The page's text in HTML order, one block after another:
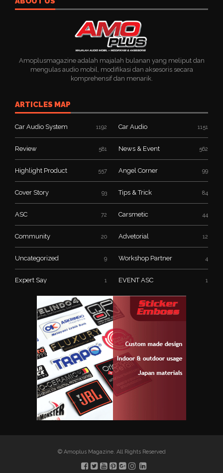
Amoplusmagazine adalah majalah bulanan yang meliput dan
mengulas audio mobil, modifikasi dan aksesoris secara
komprehensif dan menarik.
ARTICLES MAP
Car Audio System 1192 Car Audio 1151
Review 581 News & Event 562
Highlight Product 557 Angel Corner 99
Cover Story 93 Tips & Trick 84
ASC 72 Carsmetic 44
Community 20 Advetorial 12
Uncategorized 9 Workshop Partner 4
Expert Say 1 EVENT ASC 1
© Amoplus Magazine. All Rights Reserved